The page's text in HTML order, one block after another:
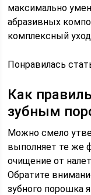
максимально
абразивных
комплексный
Понравилась
Как
зубным
Можно смело
выполняет те же
очищение от
Обратите
зубного порошка